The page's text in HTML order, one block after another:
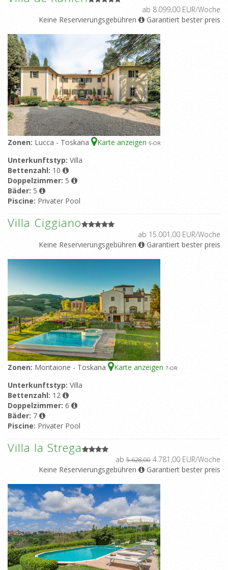
ab 8.099,00 EUR/Woche
Keine Reservierungsgebühren
Garantiert bester preis
Zonen: Lucca - Toskana Karte anzeigen 5-OR
Unterkunftstyp: Villa
Bettenzahl: 10
Doppelzimmer: 5
Bäder: 5
Piscine: Privater Pool
Villa Ciggiano
ab 15.001,00 EUR/Woche
Keine Reservierungsgebühren
Garantiert bester preis
Zonen: Montaione - Toskana Karte anzeigen 7-OR
Unterkunftstyp: Villa
Bettenzahl: 12
Doppelzimmer: 6
Bäder: 7
Piscine: Privater Pool
Villa la Strega
ab 5.628,00 4.781,00 EUR/Woche
Keine Reservierungsgebühren
Garantiert bester preis